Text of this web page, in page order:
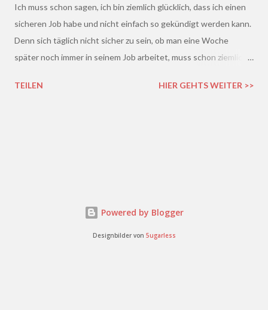
Ich muss schon sagen, ich bin ziemlich glücklich, dass ich einen
sicheren Job habe und nicht einfach so gekündigt werden kann.
Denn sich täglich nicht sicher zu sein, ob man eine Woche
später noch immer in seinem Job arbeitet, muss schon ziemlich
derzeitigen Situation kommt es ja leider gar nicht so wenig vor,
TEILEN HIER GEHTS WEITER >>
Powered by Blogger
Designbilder von 5ugarless